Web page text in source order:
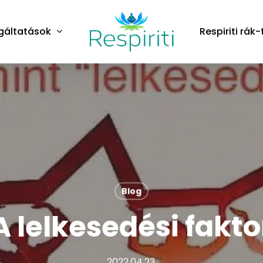
Respiriti
Blog
lelkesedési